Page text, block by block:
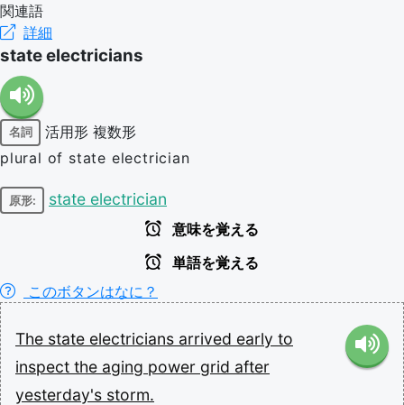
関連語
詳細
state electricians
名詞 活用形 複数形
plural of state electrician
原形: state electrician
意味を覚える
単語を覚える
このボタンはなに？
The state electricians arrived early to
inspect the aging power grid after
yesterday's storm.